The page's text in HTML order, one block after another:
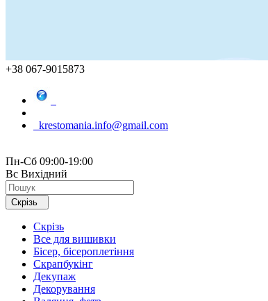
+38 067-9015873
krestomania.info@gmail.com
Пн-Сб 09:00-19:00
Вс Вихідний
Скрізь
Скрізь
Все для вишивки
Бісер, бісероплетіння
Скрапбукінг
Декупаж
Декорування